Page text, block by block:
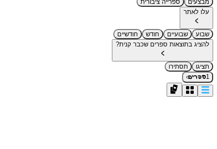
מבצעים
ספרייה ציבורית
עלו לאתר
שבוע שבועיים חודש
חודשיים
להציג בתוצאות ספרים שכבר קנית?
תציגו
תסתירו
1ספרים›